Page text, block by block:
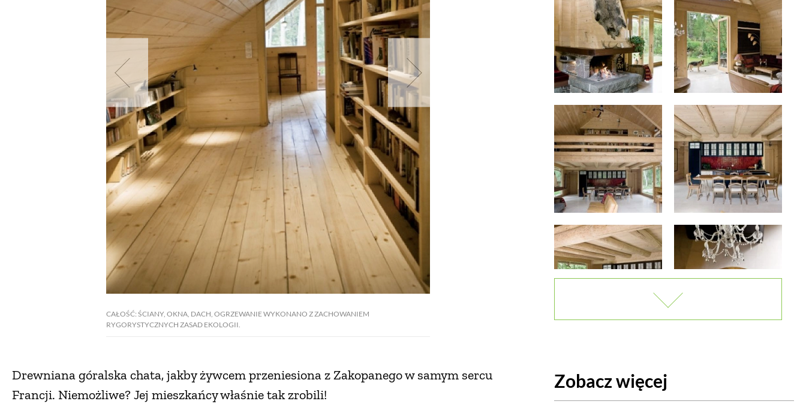
CAŁOŚĆ: ŚCIANY, OKNA, DACH, OGRZEWANIE WYKONANO Z ZACHOWANIEM
RYGORYSTYCZNYCH ZASAD EKOLOGII.
Drewniana góralska chata, jakby żywcem przeniesiona z Zakopanego w samym sercu
Francji. Niemożliwe? Jej mieszkańcy właśnie tak zrobili!
Zobacz więcej